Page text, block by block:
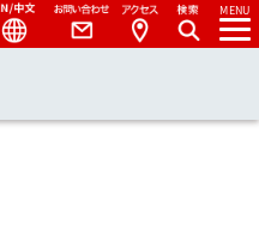
MENU
Access
Contact
Language